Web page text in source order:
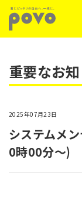
重要なお
2025年07月23日
システムメ
0時00分～)